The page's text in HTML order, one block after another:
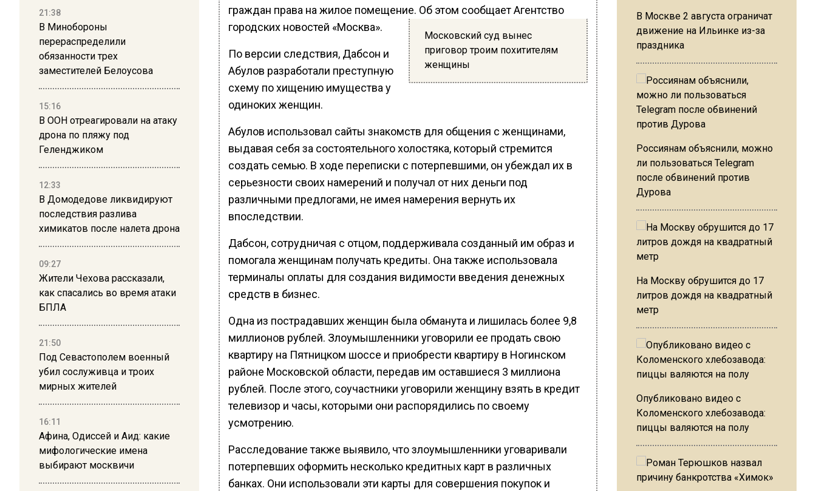
21:38
В Минобороны
перераспределили
обязанности трех
заместителей Белоусова
15:16
В ООН отреагировали на атаку
дрона по пляжу под
Геленджиком
12:33
В Домодедове ликвидируют
последствия разлива
химикатов после налета дрона
09:27
Жители Чехова рассказали,
как спасались во время атаки
БПЛА
21:50
Под Севастополем военный
убил сослуживца и троих
мирных жителей
16:11
Афина, Одиссей и Аид: какие
мифологические имена
выбирают москвичи
граждан права на жилое помещение. Об этом сообщает Агентство
городских новостей «Москва».
Московский суд вынес
приговор троим похитителям
женщины
По версии следствия, Дабсон и
Абулов разработали преступную
схему по хищению имущества у
одиноких женщин.
Абулов использовал сайты знакомств для общения с женщинами,
выдавая себя за состоятельного холостяка, который стремится
создать семью. В ходе переписки с потерпевшими, он убеждал их в
серьезности своих намерений и получал от них деньги под
различными предлогами, не имея намерения вернуть их
впоследствии.
Дабсон, сотрудничая с отцом, поддерживала созданный им образ и
помогала женщинам получать кредиты. Она также использовала
терминалы оплаты для создания видимости введения денежных
средств в бизнес.
Одна из пострадавших женщин была обманута и лишилась более 9,8
миллионов рублей. Злоумышленники уговорили ее продать свою
квартиру на Пятницком шоссе и приобрести квартиру в Ногинском
районе Московской области, передав им оставшиеся 3 миллиона
рублей. После этого, соучастники уговорили женщину взять в кредит
телевизор и часы, которыми они распорядились по своему
усмотрению.
Расследование также выявило, что злоумышленники уговаривали
потерпевших оформить несколько кредитных карт в различных
банках. Они использовали эти карты для совершения покупок и
В Москве 2 августа ограничат
движение на Ильинке из-за
праздника
Россиянам объяснили, можно
ли пользоваться Telegram
после обвинений против
Дурова
На Москву обрушится до 17
литров дождя на квадратный
метр
Опубликовано видео с
Коломенского хлебозавода:
пиццы валяются на полу